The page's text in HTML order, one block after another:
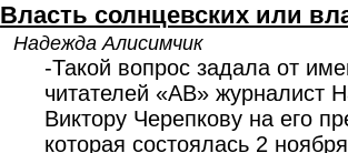
Власть солнцевских или
Надежда Алисимчик
-Такой вопрос задала от
читателей «АВ» журналист
Виктору Черепкову на его
которая состоялась 2